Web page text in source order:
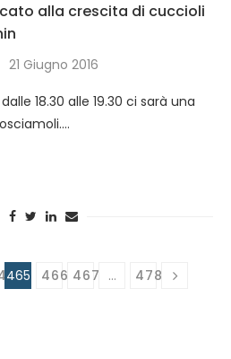
alla crescita di cuccioli
21 Giugno 2016
18.30 alle 19.30 ci sarà una
465 466 467 … 478